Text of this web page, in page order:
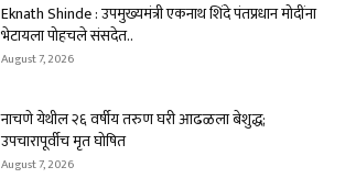
Eknath Shinde : उपमुख्यमंत्री एकनाथ शिंदे पंतप्रधान मोदींना
भेटायला पोहचले संसदेत..
August 7, 2026
नाचणे येथील २६ वर्षीय तरुण घरी आढळला बेशुद्ध;
उपचारापूर्वीच मृत घोषित
August 7, 2026